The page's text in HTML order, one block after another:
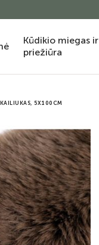
Kūdikio miegas ir
priežiūra
5X100CM